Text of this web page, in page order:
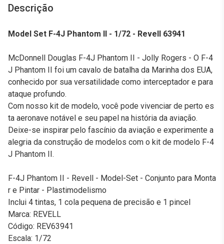
Descrição
Model Set F-4J Phantom II - 1/72 - Revell 63941
McDonnell Douglas F-4J Phantom II - Jolly Rogers - O F-4
J Phantom II foi um cavalo de batalha da Marinha dos EUA,
conhecido por sua versatilidade como interceptador e para
ataque profundo.
Com nosso kit de modelo, você pode vivenciar de perto es
ta aeronave notável e seu papel na história da aviação.
Deixe-se inspirar pelo fascínio da aviação e experimente a
alegria da construção de modelos com o kit de modelo F-4
J Phantom II.
F-4J Phantom II - Revell - Model-Set - Conjunto para Monta
r e Pintar - Plastimodelismo
Inclui 4 tintas, 1 cola pequena de precisão e 1 pincel
Marca: REVELL
Código: REV63941
Escala: 1/72